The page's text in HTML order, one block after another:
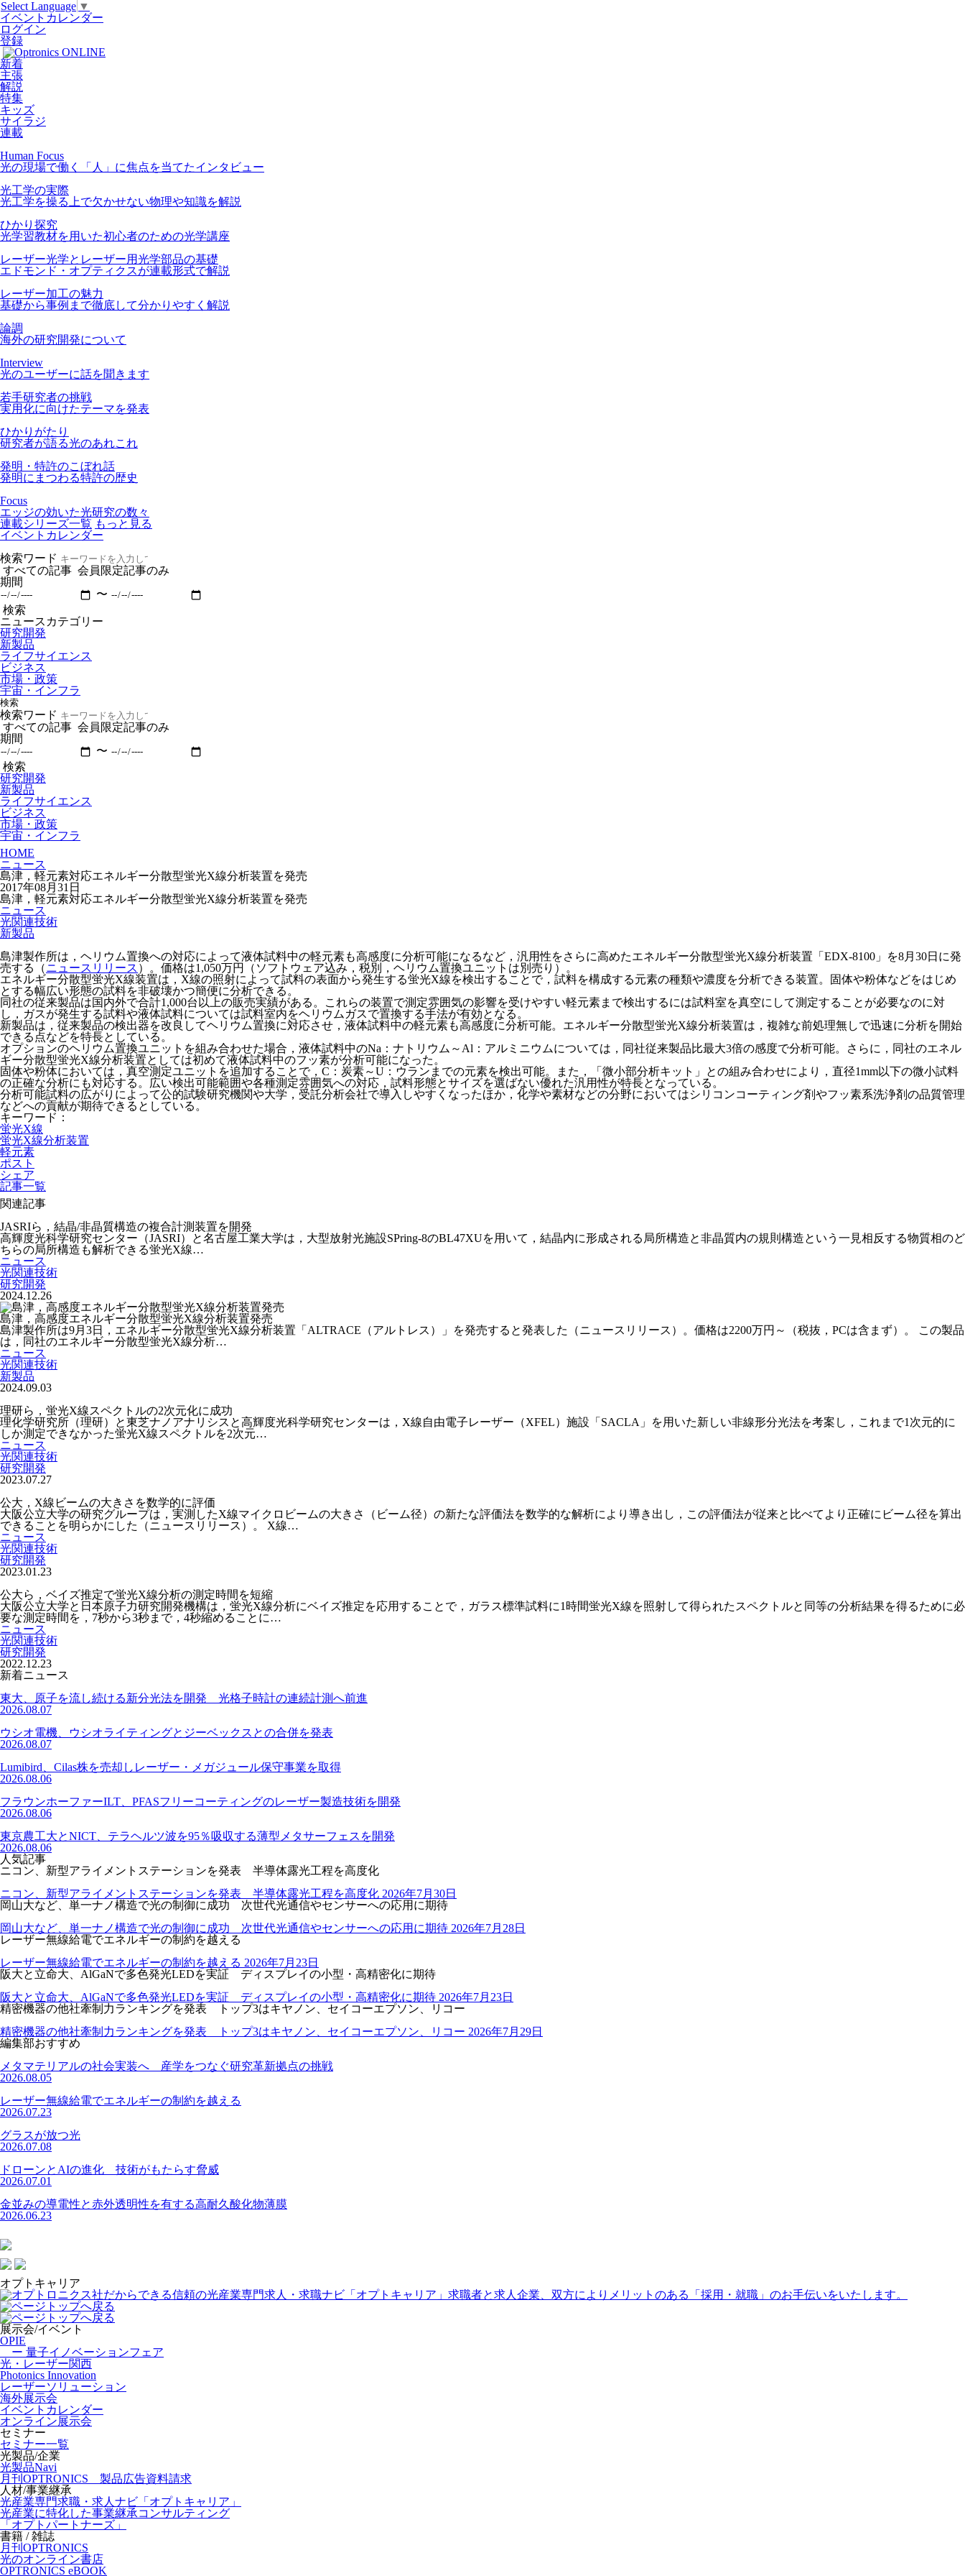
Select Language ▼
イベントカレンダー
ログイン
登録
新着
主張
解説
特集
キッズ
サイラジ
連載
Human Focus
光の現場で働く「人」に焦点を当てたインタビュー
光工学の実際
光工学を操る上で欠かせない物理や知識を解説
ひかり探究
光学習教材を用いた初心者のための光学講座
レーザー光学とレーザー用光学部品の基礎
エドモンド・オプティクスが連載形式で解説
レーザー加工の魅力
基礎から事例まで徹底して分かりやすく解説
論調
海外の研究開発について
Interview
光のユーザーに話を聞きます
若手研究者の挑戦
実用化に向けたテーマを発表
ひかりがたり
研究者が語る光のあれこれ
発明・特許のこぼれ話
発明にまつわる特許の歴史
Focus
エッジの効いた光研究の数々
連載シリーズ一覧 もっと見る
イベントカレンダー
検索ワード
すべての記事 会員限定記事のみ
期間
〜
検索
ニュースカテゴリー
研究開発
新製品
ライフサイエンス
ビジネス
市場・政策
宇宙・インフラ
検索
検索ワード
すべての記事 会員限定記事のみ
期間
〜
検索
研究開発
新製品
ライフサイエンス
ビジネス
市場・政策
宇宙・インフラ
HOME
ニュース
島津，軽元素対応エネルギー分散型蛍光X線分析装置を発売
2017年08月31日
島津，軽元素対応エネルギー分散型蛍光X線分析装置を発売
ニュース
光関連技術
新製品
島津製作所は，ヘリウム置換への対応によって液体試料中の軽元素も高感度に分析可能になるなど，汎用性をさらに高めたエネルギー分散型蛍光X線分析装置「EDX-8100」を8月30日に発
売する（ニュースリリース ）。価格は1,050万円（ソフトウェア込み，税別，ヘリウム置換ユニットは別売り）。
エネルギー分散型蛍光X線装置は，X線の照射によって試料の表面から発生する蛍光X線を検出することで，試料を構成する元素の種類や濃度を分析できる装置。固体や粉体などをはじめ
とする幅広い形態の試料を非破壊かつ簡便に分析できる。
同社の従来製品は国内外で合計1,000台以上の販売実績がある。これらの装置で測定雰囲気の影響を受けやすい軽元素まで検出するには試料室を真空にして測定することが必要なのに対
し，ガスが発生する試料や液体試料については試料室内をヘリウムガスで置換する手法が有効となる。
新製品は，従来製品の検出器を改良してヘリウム置換に対応させ，液体試料中の軽元素も高感度に分析可能。エネルギー分散型蛍光X線分析装置は，複雑な前処理無しで迅速に分析を開始
できる点などを特長としている。
オプションのヘリウム置換ユニットを組み合わせた場合，液体試料中のNa：ナトリウム～Al：アルミニウムについては，同社従来製品比最大3倍の感度で分析可能。さらに，同社のエネル
ギー分散型蛍光X線分析装置としては初めて液体試料中のフッ素が分析可能になった。
固体や粉体においては，真空測定ユニットを追加することで，C：炭素～U：ウランまでの元素を検出可能。また，「微小部分析キット」との組み合わせにより，直径1mm以下の微小試料
の正確な分析にも対応する。広い検出可能範囲や各種測定雰囲気への対応，試料形態とサイズを選ばない優れた汎用性が特長となっている。
分析可能試料の広がりによって公的試験研究機関や大学，受託分析会社で導入しやすくなったほか，化学や素材などの分野においてはシリコンコーティング剤やフッ素系洗浄剤の品質管理
などへの貢献が期待できるとしている。
キーワード：
蛍光X線
蛍光X線分析装置
軽元素
ポスト
シェア
記事一覧
関連記事
JASRIら，結晶/非晶質構造の複合計測装置を開発
高輝度光科学研究センター（JASRI）と名古屋工業大学は，大型放射光施設SPring-8のBL47XUを用いて，結晶内に形成される局所構造と非晶質内の規則構造という一見相反する物質相のど
ちらの局所構造も解析できる蛍光X線…
ニュース
光関連技術
研究開発
2024.12.26
島津，高感度エネルギー分散型蛍光X線分析装置発売
島津製作所は9月3日，エネルギー分散型蛍光X線分析装置「ALTRACE（アルトレス）」を発売すると発表した（ニュースリリース）。価格は2200万円～（税抜，PCは含まず）。 この製品
は，同社のエネルギー分散型蛍光X線分析…
ニュース
光関連技術
新製品
2024.09.03
理研ら，蛍光X線スペクトルの2次元化に成功
理化学研究所（理研）と東芝ナノアナリシスと高輝度光科学研究センターは，X線自由電子レーザー（XFEL）施設「SACLA」を用いた新しい非線形分光法を考案し，これまで1次元的に
しか測定できなかった蛍光X線スペクトルを2次元…
ニュース
光関連技術
研究開発
2023.07.27
公大，X線ビームの大きさを数学的に評価
大阪公立大学の研究グループは，実測したX線マイクロビームの大きさ（ビーム径）の新たな評価法を数学的な解析により導き出し，この評価法が従来と比べてより正確にビーム径を算出
できることを明らかにした（ニュースリリース）。 X線…
ニュース
光関連技術
研究開発
2023.01.23
公大ら，ベイズ推定で蛍光X線分析の測定時間を短縮
大阪公立大学と日本原子力研究開発機構は，蛍光X線分析にベイズ推定を応用することで，ガラス標準試料に1時間蛍光X線を照射して得られたスペクトルと同等の分析結果を得るために必
要な測定時間を，7秒から3秒まで，4秒縮めることに…
ニュース
光関連技術
研究開発
2022.12.23
新着ニュース
東大、原子を流し続ける新分光法を開発 光格子時計の連続計測へ前進
2026.08.07
ウシオ電機、ウシオライティングとジーベックスとの合併を発表
2026.08.07
Lumibird、Cilas株を売却しレーザー・メガジュール保守事業を取得
2026.08.06
フラウンホーファーILT、PFASフリーコーティングのレーザー製造技術を開発
2026.08.06
東京農工大とNICT、テラヘルツ波を95％吸収する薄型メタサーフェスを開発
2026.08.06
人気記事
ニコン、新型アライメントステーションを発表 半導体露光工程を高度化
ニコン、新型アライメントステーションを発表 半導体露光工程を高度化 2026年7月30日
岡山大など、単一ナノ構造で光の制御に成功 次世代光通信やセンサーへの応用に期待
岡山大など、単一ナノ構造で光の制御に成功 次世代光通信やセンサーへの応用に期待 2026年7月28日
レーザー無線給電でエネルギーの制約を越える
レーザー無線給電でエネルギーの制約を越える 2026年7月23日
阪大と立命大、AlGaNで多色発光LEDを実証 ディスプレイの小型・高精密化に期待
阪大と立命大、AlGaNで多色発光LEDを実証 ディスプレイの小型・高精密化に期待 2026年7月23日
精密機器の他社牽制力ランキングを発表 トップ3はキヤノン、セイコーエプソン、リコー
精密機器の他社牽制力ランキングを発表 トップ3はキヤノン、セイコーエプソン、リコー 2026年7月29日
編集部おすすめ
メタマテリアルの社会実装へ 産学をつなぐ研究革新拠点の挑戦
2026.08.05
レーザー無線給電でエネルギーの制約を越える
2026.07.23
グラスが放つ光
2026.07.08
ドローンとAIの進化 技術がもたらす脅威
2026.07.01
金並みの導電性と赤外透明性を有する高耐久酸化物薄膜
2026.06.23
オプトキャリア
展示会/イベント
OPIE
ー 量子イノベーションフェア
光・レーザー関西
Photonics Innovation
レーザーソリューション
海外展示会
イベントカレンダー
オンライン展示会
セミナー
セミナー一覧
光製品/企業
光製品Navi
月刊OPTRONICS 製品広告資料請求
人材/事業継承
光産業専門求職・求人ナビ「オプトキャリア」
光産業に特化した事業継承コンサルティング
「オプトパートナーズ」
書籍 / 雑誌
月刊OPTRONICS
光のオンライン書店
OPTRONICS eBOOK